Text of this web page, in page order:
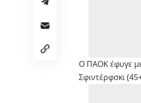
Ο ΠΑΟΚ έφυγε με
Σφιντέρφσκι